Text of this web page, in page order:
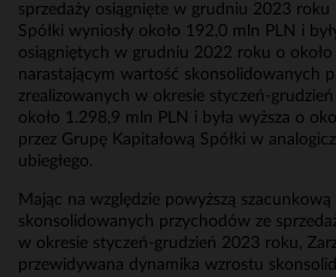
sprzedaży osiągnięte w grudniu 2023 roku
Spółki wyniosły około 192,0 mln PLN i
osiągniętych w grudniu 2022 roku o
narastającym wartość skonsolidowanych
zrealizowanych w okresie styczeń-
około 1.298,9 mln PLN i była wyższa o
przez Grupę Kapitałową Spółki w
ubiegłego.
Mając na względzie powyższą
skonsolidowanych przychodów ze
w okresie styczeń-grudzień 2023 roku,
przewidywana dynamika wzrostu